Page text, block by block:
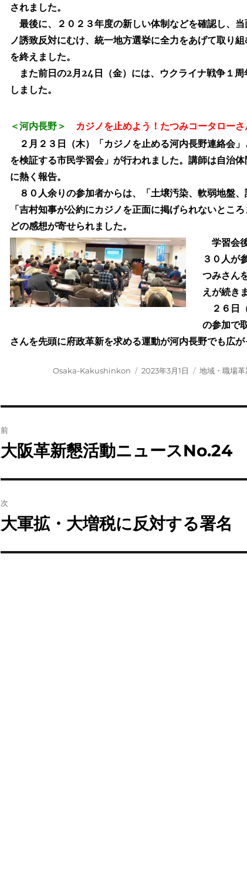
されました。
最後に、２０２３年度の新しい体制などを確認し、
ノ誘致反対にむけ、統一地方選挙に全力をあげて取り
を終えました。
また前日の2月24日（金）には、ウクライナ戦争１周
しました。
＜河内長野＞ カジノを止めよう！たつみコータローさ
２月２３日（木）「カジノを止める河内長野連絡会
を検証する市民学習会」が行われました。講師は自治
に熱く報告。
８０人余りの参加者からは、「土壌汚染、軟弱地盤
「吉村知事が公約にカジノを正面に掲げられないとこ
どの感想が寄せられました。
学習会
３０人が
つみさん
えが続き
２６日
の参加で
さんを先頭に府政革新を求める運動が河内長野でも広が
投
Osaka-Kakushinkon
投
2023年3月1日
カ
リ
地域・職場
稿
ゲ
前
前
投
稿:
大阪革新懇活動ニュースNo.24
次
次
投
大軍拡・大増税に反対する署名